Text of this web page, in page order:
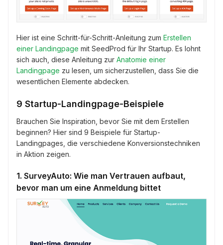
Hier ist eine Schritt-für-Schritt-Anleitung zum Erstellen
einer Landingpage mit SeedProd für Ihr Startup. Es lohnt
sich auch, diese Anleitung zur Anatomie einer
Landingpage zu lesen, um sicherzustellen, dass Sie die
wesentlichen Elemente abdecken.
9 Startup-Landingpage-Beispiele
Brauchen Sie Inspiration, bevor Sie mit dem Erstellen
beginnen? Hier sind 9 Beispiele für Startup-
Landingpages, die verschiedene Konversionstechniken
in Aktion zeigen.
1. SurveyAuto: Wie man Vertrauen aufbaut,
bevor man um eine Anmeldung bittet